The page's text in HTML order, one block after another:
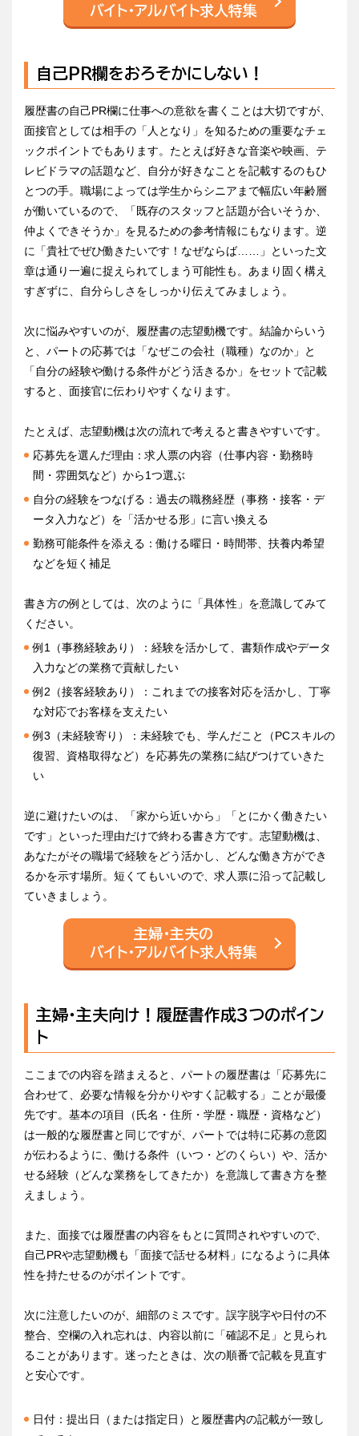
バイト・アルバイト求人特集
自己PR欄をおろそかにしない！
履歴書の自己PR欄に仕事への意欲を書くことは大切ですが、
面接官としては相手の「人となり」を知るための重要なチェ
ックポイントでもあります。たとえば好きな音楽や映画、テ
レビドラマの話題など、自分が好きなことを記載するのもひ
とつの手。職場によっては学生からシニアまで幅広い年齢層
が働いているので、「既存のスタッフと話題が合いそうか、
仲よくできそうか」を見るための参考情報にもなります。逆
に「貴社でぜひ働きたいです！なぜならば……」といった文
章は通り一遍に捉えられてしまう可能性も。あまり固く構え
すぎずに、自分らしさをしっかり伝えてみましょう。
次に悩みやすいのが、履歴書の志望動機です。結論からいう
と、パートの応募では「なぜこの会社（職種）なのか」と
「自分の経験や働ける条件がどう活きるか」をセットで記載
すると、面接官に伝わりやすくなります。
たとえば、志望動機は次の流れで考えると書きやすいです。
応募先を選んだ理由：求人票の内容（仕事内容・勤務時
間・雰囲気など）から1つ選ぶ
自分の経験をつなげる：過去の職務経歴（事務・接客・デ
ータ入力など）を「活かせる形」に言い換える
勤務可能条件を添える：働ける曜日・時間帯、扶養内希望
などを短く補足
書き方の例としては、次のように「具体性」を意識してみて
ください。
例1（事務経験あり）：経験を活かして、書類作成やデータ
入力などの業務で貢献したい
例2（接客経験あり）：これまでの接客対応を活かし、丁寧
な対応でお客様を支えたい
例3（未経験寄り）：未経験でも、学んだこと（PCスキルの
復習、資格取得など）を応募先の業務に結びつけていきた
い
逆に避けたいのは、「家から近いから」「とにかく働きたい
です」といった理由だけで終わる書き方です。志望動機は、
あなたがその職場で経験をどう活かし、どんな働き方ができ
るかを示す場所。短くてもいいので、求人票に沿って記載し
ていきましょう。
主婦・主夫の
バイト・アルバイト求人特集
主婦・主夫向け！履歴書作成3つのポイン
ト
ここまでの内容を踏まえると、パートの履歴書は「応募先に
合わせて、必要な情報を分かりやすく記載する」ことが最優
先です。基本の項目（氏名・住所・学歴・職歴・資格など）
は一般的な履歴書と同じですが、パートでは特に応募の意図
が伝わるように、働ける条件（いつ・どのくらい）や、活か
せる経験（どんな業務をしてきたか）を意識して書き方を整
えましょう。
また、面接では履歴書の内容をもとに質問されやすいので、
自己PRや志望動機も「面接で話せる材料」になるように具体
性を持たせるのがポイントです。
次に注意したいのが、細部のミスです。誤字脱字や日付の不
整合、空欄の入れ忘れは、内容以前に「確認不足」と見られ
ることがあります。迷ったときは、次の順番で記載を見直す
と安心です。
日付：提出日（または指定日）と履歴書内の記載が一致し